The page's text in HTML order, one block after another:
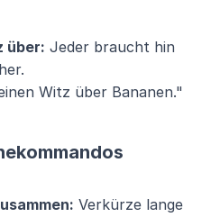
über: Jeder braucht hin
Witz über Bananen."
Verkürze lange